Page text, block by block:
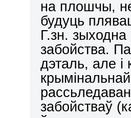
на плошчы,
будуць
Г.зн.
забойства.
дэталь, але і
забойстваў